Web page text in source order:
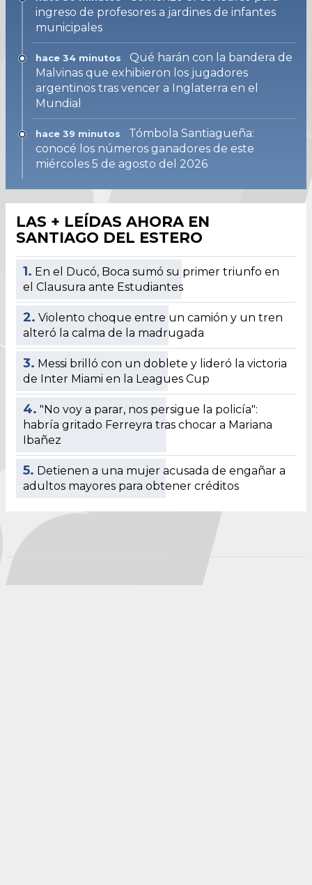
ingreso de profesores a jardines de infantes
municipales
hace 34 minutos
Qué harán con la bandera de
Malvinas que exhibieron los jugadores
argentinos tras vencer a Inglaterra en el
Mundial
hace 39 minutos
Tómbola Santiagueña:
conocé los números ganadores de este
miércoles 5 de agosto del 2026
LAS + LEÍDAS AHORA EN
SANTIAGO DEL ESTERO
1. En el Ducó, Boca sumó su primer triunfo en
el Clausura ante Estudiantes
2. Violento choque entre un camión y un tren
alteró la calma de la madrugada
3. Messi brilló con un doblete y lideró la victoria
de Inter Miami en la Leagues Cup
4. "No voy a parar, nos persigue la policía":
habría gritado Ferreyra tras chocar a Mariana
Ibañez
5. Detienen a una mujer acusada de engañar a
adultos mayores para obtener créditos